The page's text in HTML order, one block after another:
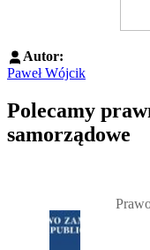
Autor:
Paweł Wójcik
Polecamy
samorządowe